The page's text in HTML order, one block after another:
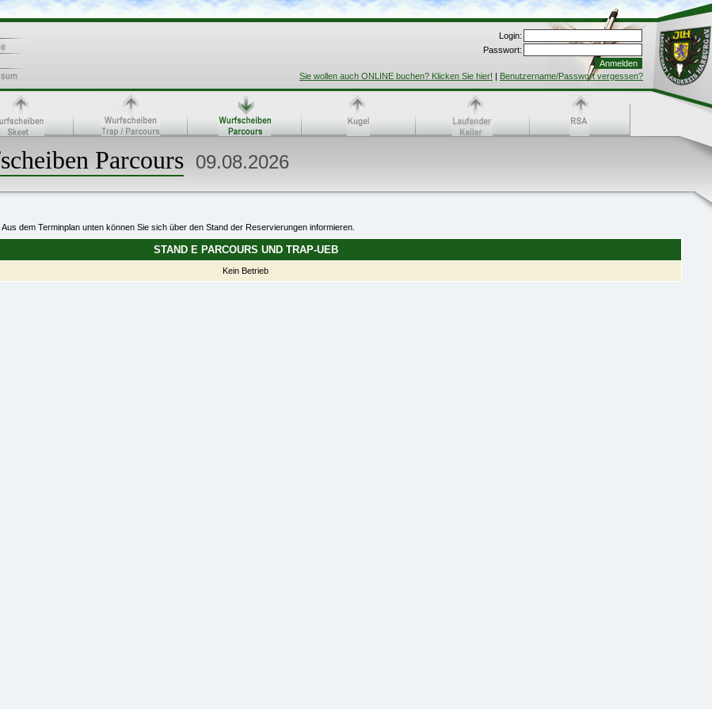
Login:
Passwort:
Sie wollen auch ONLINE buchen? Klicken Sie hier! | Benutzername/Passwort vergessen?
Parcours 09.08.2026
Aus dem Terminplan unten können Sie sich über den Stand der Reservierungen informieren.
STAND E PARCOURS UND TRAP-UEB
Kein Betrieb